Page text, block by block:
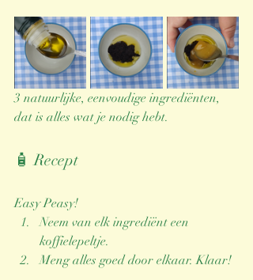
3 natuurlijke, eenvoudige ingrediënten,
dat is alles wat je nodig hebt.
🧴 Recept
Easy Peasy!
Neem van elk ingrediënt een
koffielepeltje.
Meng alles goed door elkaar. Klaar!